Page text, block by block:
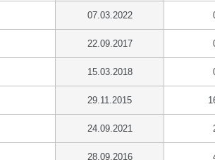
07.03.2022
22.09.2017
15.03.2018
29.11.2015
24.09.2021
28.09.2016